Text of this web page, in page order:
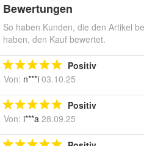
Bewertungen
So haben Kunden, die den Artikel
haben, den Kauf bewertet.
Positiv
Von: n***i 03.10.25
Positiv
Von: i***a 28.09.25